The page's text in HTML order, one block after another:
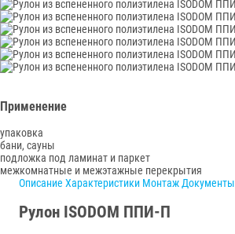
Применение
упаковка
бани, сауны
подложка под ламинат и паркет
межкомнатные и межэтажные перекрытия
Описание Характеристики Монтаж Документы
Рулон ISODOM ППИ-П